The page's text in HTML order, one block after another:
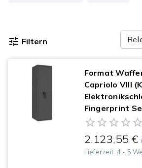
Filtern
Format
Capriolo VIII
Fingerprint
2.123,55 €
Lieferzeit: 4 - 5